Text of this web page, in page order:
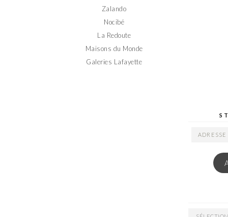
Zalando
Nocibé
La Redoute
Maisons du Monde
Galeries Lafayette
ADRESSE
ARCHIVES